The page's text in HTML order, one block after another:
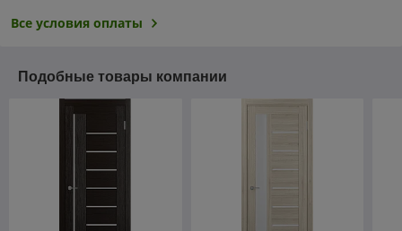
Все условия оплаты
Подобные товары компании